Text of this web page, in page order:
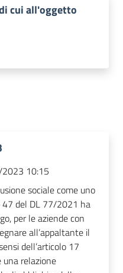
cui all'oggetto
10:15
sociale come uno
47 del DL 77/2021 ha
per le aziende con
all’appaltante il
dell’articolo 17
relazione